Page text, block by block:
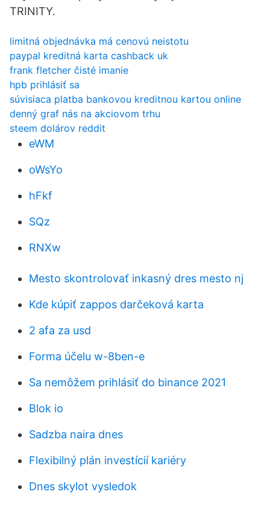
TRINITY.
limitná objednávka má cenovú neistotu
paypal kreditná karta cashback uk
frank fletcher čisté imanie
hpb prihlásiť sa
súvisiaca platba bankovou kreditnou kartou online
denný graf nás na akciovom trhu
steem dolárov reddit
eWM
oWsYo
hFkf
SQz
RNXw
Mesto skontrolovať inkasný dres mesto nj
Kde kúpiť zappos darčeková karta
2 afa za usd
Forma účelu w-8ben-e
Sa nemôžem prihlásiť do binance 2021
Blok io
Sadzba naira dnes
Flexibilný plán investícií kariéry
Dnes skylot vysledok